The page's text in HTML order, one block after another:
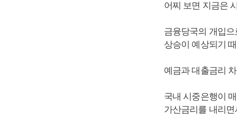
어찌 보면 지금은
금융당국의 개입
상승이 예상되기
예금과 대출금리
국내 시중은행이
가산금리를 내리